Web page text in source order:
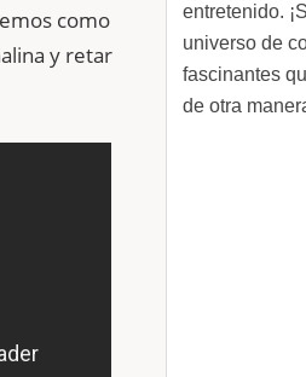
como
y retar
entretenido.
universo de
fascinantes
de otra